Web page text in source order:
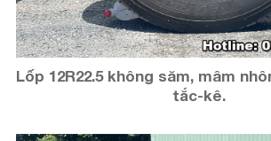
Lốp 12R22.5 không săm, mâm
tắc-kê.